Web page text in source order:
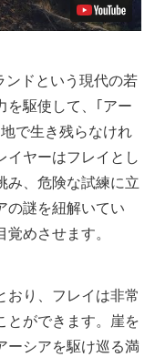
ンドという現代の若
を駆使して、｢アー
で生き残らなけれ
イヤーはフレイとし
み、危険な試練に立
の謎を紐解いてい
めさせます。
おり、フレイは非常
とができます。崖を
ーシアを駆け巡る満